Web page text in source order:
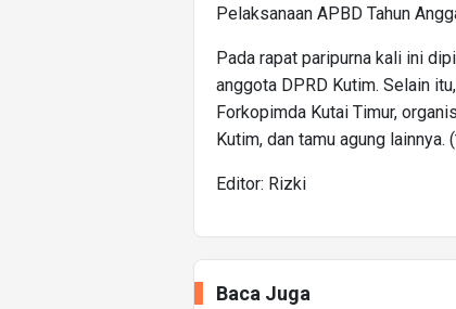
Pelaksanaan APBD Tahun
Pada rapat paripurna kali ini
anggota DPRD Kutim. Selain
Forkopimda Kutai Timur,
Kutim, dan tamu agung lainnya.
Editor: Rizki
Baca Juga